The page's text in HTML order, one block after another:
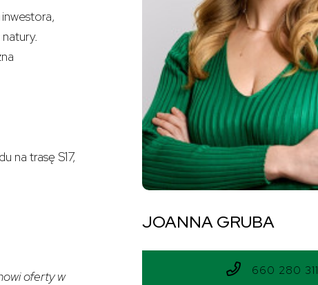
na trasę S17,
oferty w
JOANNA GRUBA
660 280 311